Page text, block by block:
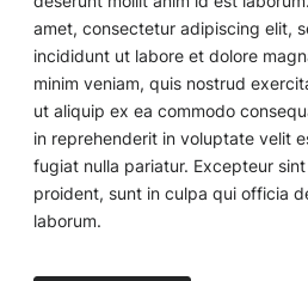
amet, consectetur adipiscing elit,
incididunt ut labore et dolore
minim veniam, quis nostrud
ut aliquip ex ea commodo
in reprehenderit in voluptate velit
fugiat nulla pariatur. Excepteur
proident, sunt in culpa qui officia
laborum.